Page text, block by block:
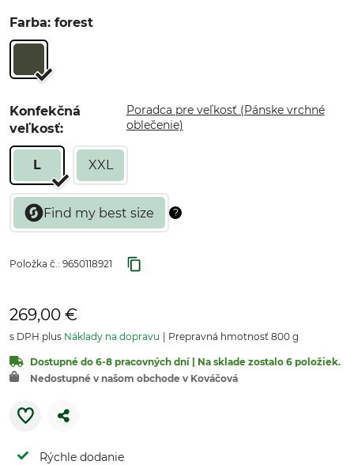
Farba: forest
Konfekčná
veľkosť:
Poradca pre veľkosť (Pánske vrchné
oblečenie)
L XXL
Položka č.: 9650118921
269,00 €
s DPH plus Náklady na dopravu Prepravná hmotnosť 800 g
Dostupné do 6-8 pracovných dní | Na sklade zostalo 6 položiek.
Nedostupné v našom obchode v Kováčová
Rýchle dodanie